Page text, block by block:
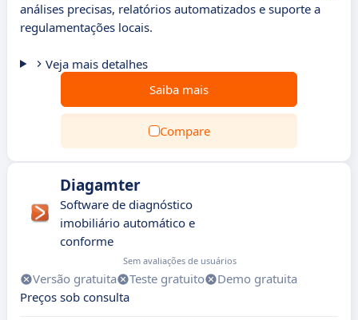
análises precisas, relatórios automatizados e suporte a
regulamentações locais.
Veja mais detalhes
Saiba mais
Compare
Diagamter
Software de diagnóstico
imobiliário automático e
conforme
Sem avaliações de usuários
Versão gratuita Teste gratuito
Demo gratuita
Preços sob consulta